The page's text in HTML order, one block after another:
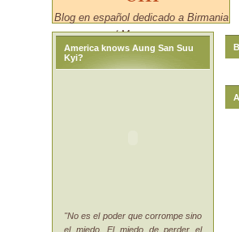
Blog en español dedicado a Birmania
/ Myanmar.
America knows Aung San Suu
Kyi?
"No es el poder que corrompe sino
el miedo. El miedo de perder el